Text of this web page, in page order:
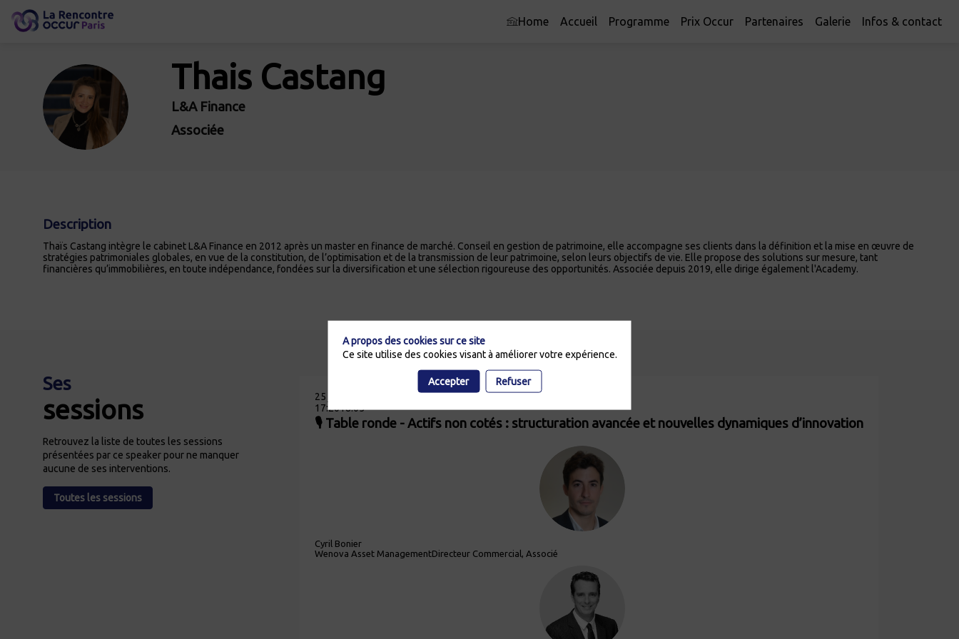
Home Accueil Programme Prix Occur Partenaires Galerie Infos & contact
TC
Thais Castang
L&A Finance
Associée
Description
Thaïs Castang intègre le cabinet L&A Finance en 2012 après un master en finance de marché. Conseil en gestion de patrimoine, elle accompagne ses clients dans la définition et la mise en œuvre de
stratégies patrimoniales globales, en vue de la constitution, de l’optimisation et de la transmission de leur patrimoine, selon leurs objectifs de vie. Elle propose des solutions sur mesure, tant
financières qu’immobilières, en toute indépendance, fondées sur la diversification et une sélection rigoureuse des opportunités. Associée depuis 2019, elle dirige également l'Academy.
Ses
sessions
Retrouvez la liste de toutes les sessions
présentées par ce speaker pour ne manquer
aucune de ses interventions.
Toutes les sessions
25 juin 2026
17:2018:05
🎙️ Table ronde - Actifs non cotés : structuration avancée et nouvelles dynamiques d’innovation
CB
Cyril Bonier
Wenova Asset ManagementDirecteur Commercial, Associé
AS
A propos des cookies sur ce site
Ce site utilise des cookies visant à améliorer votre expérience.
Accepter Refuser